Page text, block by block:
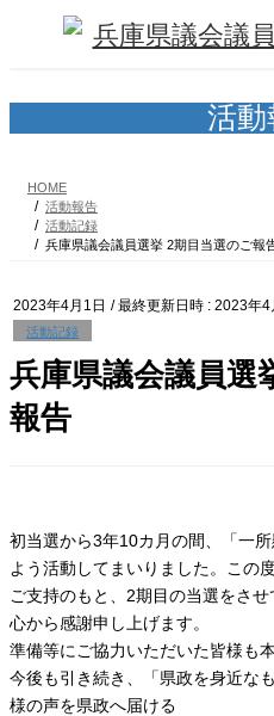
ツ
シ
活動
HOME
活動報告
活動記録
兵庫県議会議員選挙 2期目当選のご報
2023年4月1日 / 最終更新日時 : 2023年4
活動記録
兵庫県議会議員選
報告
初当選から3年10カ月の間、「一
よう活動してまいりました。この
ご支持のもと、2期目の当選をさせ
心から感謝申し上げます。
準備等にご協力いただいた皆様も
今後も引き続き、「県政を身近な
様の声を県政へ届ける